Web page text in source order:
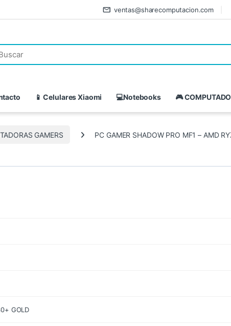
ventas@sharecomputacion.com
📱 Celulares Xiaomi 💻Notebooks 🎮
GAMERS PC GAMER SHADOW PRO MF1 – AMD
GOLD